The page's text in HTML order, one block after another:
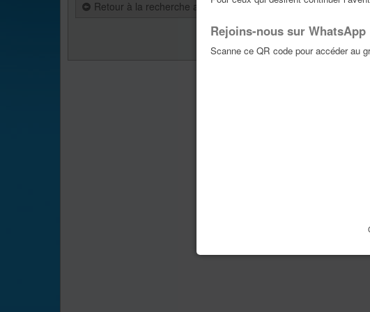
Rejoins-nous sur WhatsApp
Scanne ce QR code pour accéder au
Retour à la recherche avancée
Aller vers :